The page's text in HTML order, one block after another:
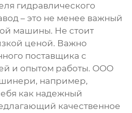
гидравлического
– это не менее важный
машины. Не стоит
ценой. Важно
поставщика с
и опытом работы. ООО
например,
как надежный
качественное